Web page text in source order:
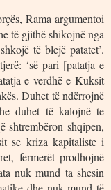
Rama argumentoi
të gjithë shikojnë nga
të blejë patatet’.
‘së pari [patatja e
e verdhë e Kuksit
Duhet të ndërrojnë
duhet të kalojnë te
shtrembëron shqipen,
se kriza kapitaliste i
fermerët prodhojnë
nuk mund ta shesin